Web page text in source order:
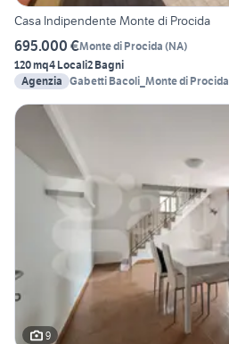
Casa Indipendente Monte di Procida
695.000 €Monte di Procida (NA)
120 mq4 Locali2 Bagni
Agenzia Gabetti Bacoli_Monte di Procida
9